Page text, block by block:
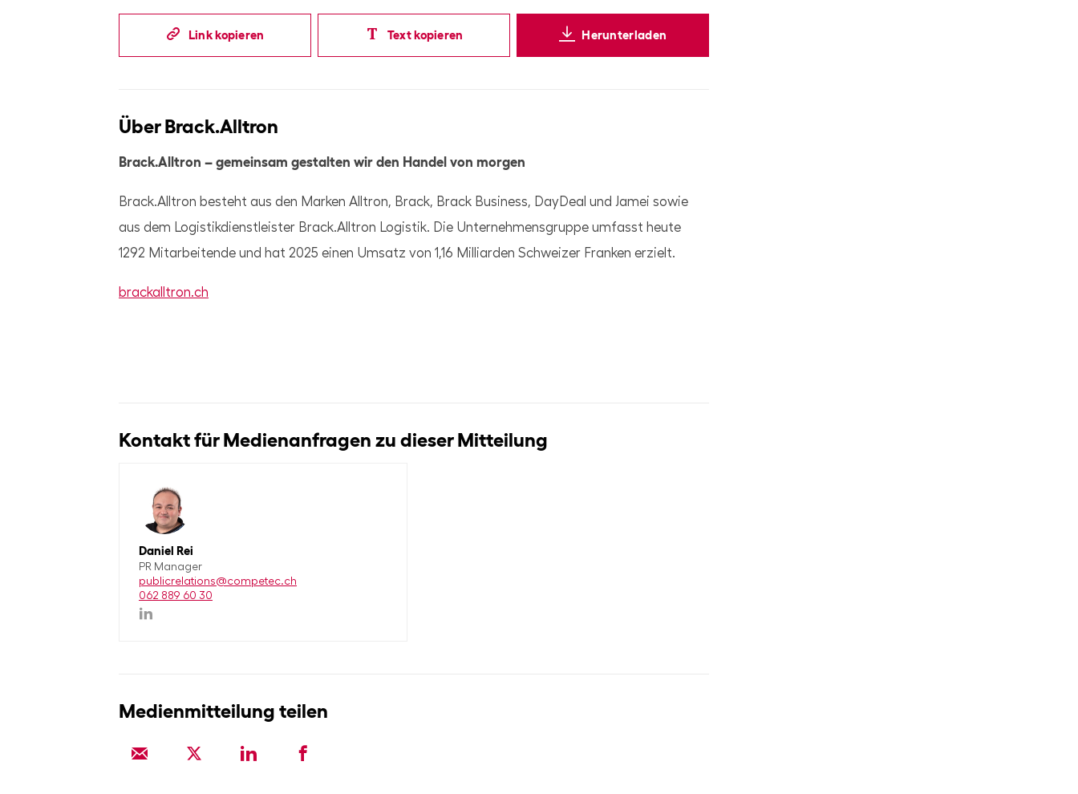
Link kopieren Text kopieren Herunterladen
Über Brack.Alltron
Brack.Alltron – gemeinsam gestalten wir den Handel von morgen
Brack.Alltron besteht aus den Marken Alltron, Brack, Brack Business, DayDeal und Jamei sowie
aus dem Logistikdienstleister Brack.Alltron Logistik. Die Unternehmensgruppe umfasst heute
1292 Mitarbeitende und hat 2025 einen Umsatz von 1,16 Milliarden Schweizer Franken erzielt.
brackalltron.ch
Kontakt für Medienanfragen zu dieser Mitteilung
Daniel Rei
PR Manager
publicrelations@competec.ch
062 889 60 30
Medienmitteilung teilen